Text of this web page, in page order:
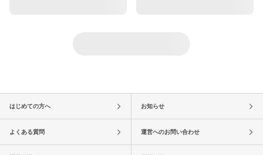
はじめての方へ お知らせ
よくある質問 運営へのお問い合わせ